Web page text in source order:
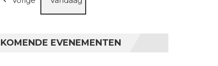
KOMENDE EVENEMENTEN